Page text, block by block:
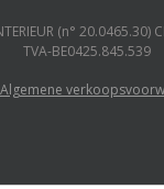
(n° 20.0465.30)
TVA-BE0425.845.539